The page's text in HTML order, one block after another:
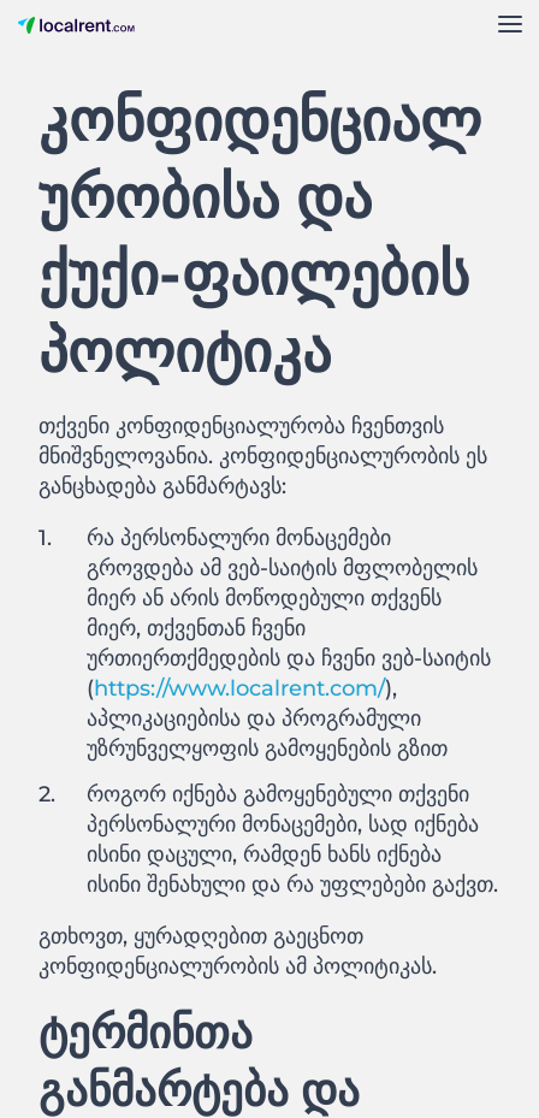
კონფიდენციალ
ურობისა და
ქუქი-ფაილების
პოლიტიკა
თქვენი კონფიდენციალურობა ჩვენთვის
მნიშვნელოვანია. კონფიდენციალურობის ეს
განცხადება განმარტავს:
რა პერსონალური მონაცემები
გროვდება ამ ვებ-საიტის მფლობელის
მიერ ან არის მოწოდებული თქვენს
მიერ, თქვენთან ჩვენი
ურთიერთქმედების და ჩვენი ვებ-საიტის
(https://www.localrent.com/),
აპლიკაციებისა და პროგრამული
უზრუნველყოფის გამოყენების გზით
როგორ იქნება გამოყენებული თქვენი
პერსონალური მონაცემები, სად იქნება
ისინი დაცული, რამდენ ხანს იქნება
ისინი შენახული და რა უფლებები გაქვთ.
გთხოვთ, ყურადღებით გაეცნოთ
კონფიდენციალურობის ამ პოლიტიკას.
ტერმინთა
განმარტება და